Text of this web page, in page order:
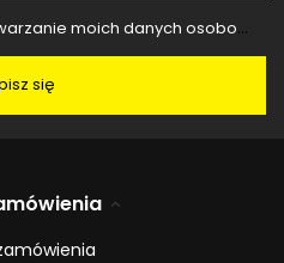
na potrzeby wysyłki newslettera z informacją handlową (marketing). Więcej w
się